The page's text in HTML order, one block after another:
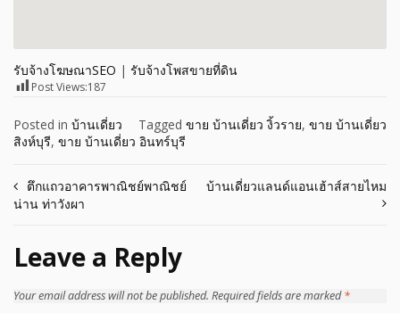
รับจ้างโฆษณาSEO | รับจ้างโพสขายที่ดิน
Post Views:187
Posted in บ้านเดี่ยว Tagged ขาย บ้านเดี่ยว งิ้วราย, ขาย บ้านเดี่ยว
สิงห์บุรี, ขาย บ้านเดี่ยว อินทร์บุรี
Post
ตึกแถวอาคารพาณิชย์พาณิชย์
น่าน ท่าวังผา
บ้านเดี่ยวแลนด์แอนเฮ้าส์สายไหม
Leave a Reply
Your email address will not be published. Required fields are marked*